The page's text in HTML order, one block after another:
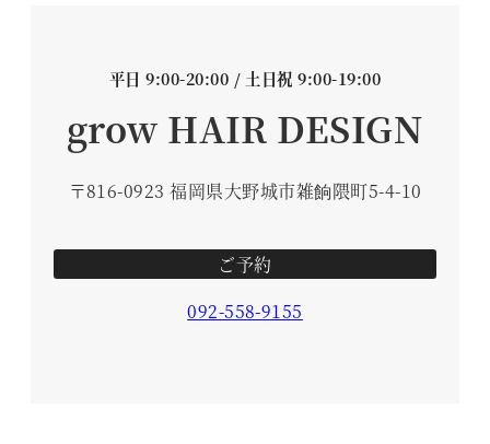
平日 9:00-20:00 / 土日祝 9:00-19:00
grow HAIR DESIGN
〒816-0923 福岡県大野城市雑餉隈町5-4-10
ご予約
092-558-9155